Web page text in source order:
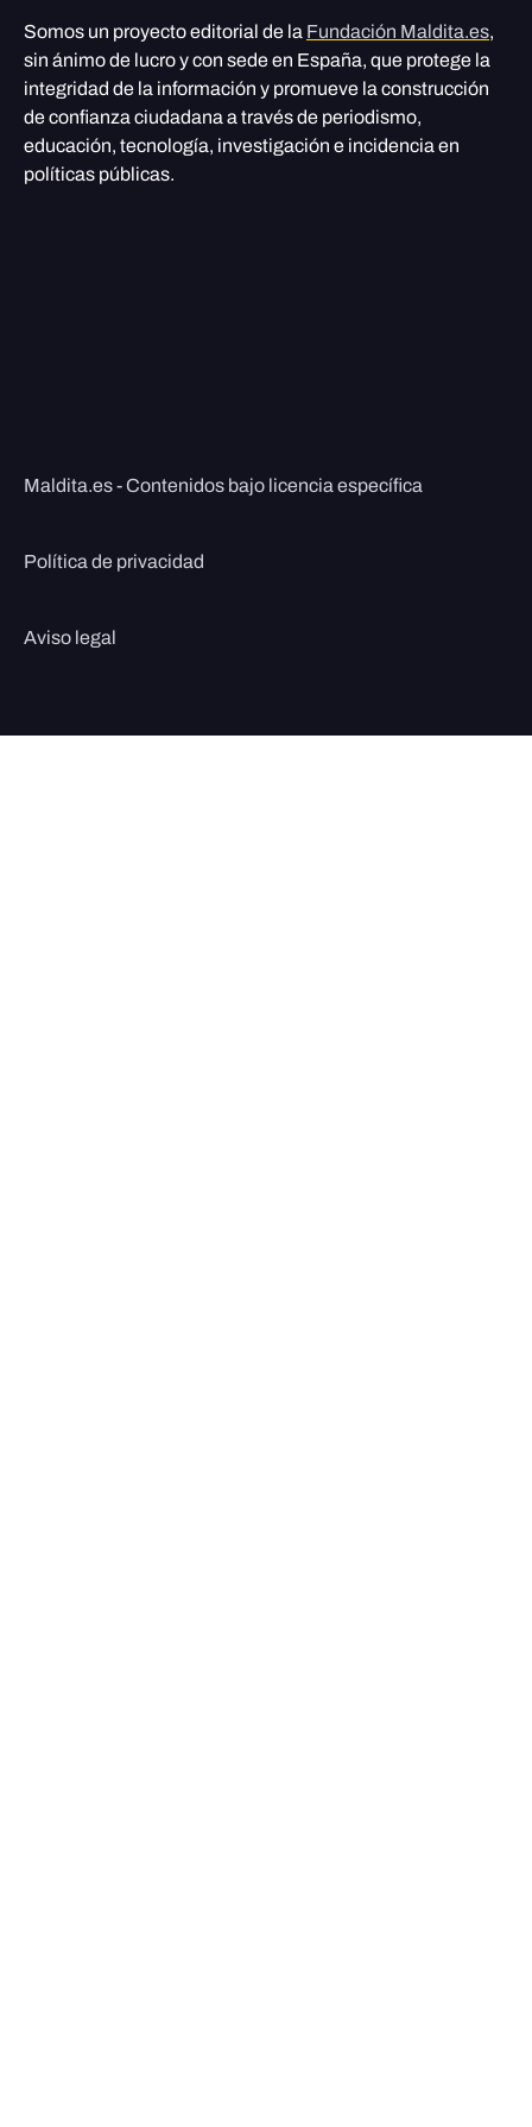
Somos un proyecto editorial de la Fundación Maldita.es,
sin ánimo de lucro y con sede en España, que protege la
integridad de la información y promueve la construcción
de confianza ciudadana a través de periodismo,
educación, tecnología, investigación e incidencia en
políticas públicas.
Maldita.es - Contenidos bajo licencia específica
Política de privacidad
Aviso legal